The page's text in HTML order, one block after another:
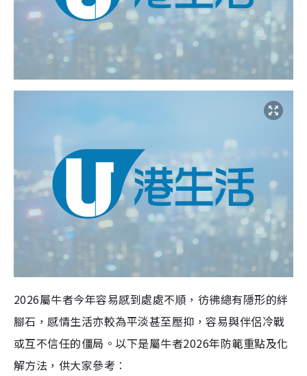
2026屬牛者今年容易感到處處不順，彷彿總有隱形的絆
腳石，感情生活亦較為平淡甚至壓抑，容易與伴侶冷戰
或互不信任的僵局。以下是屬牛者2026年防範重點及化
解方法，供大家參考︰